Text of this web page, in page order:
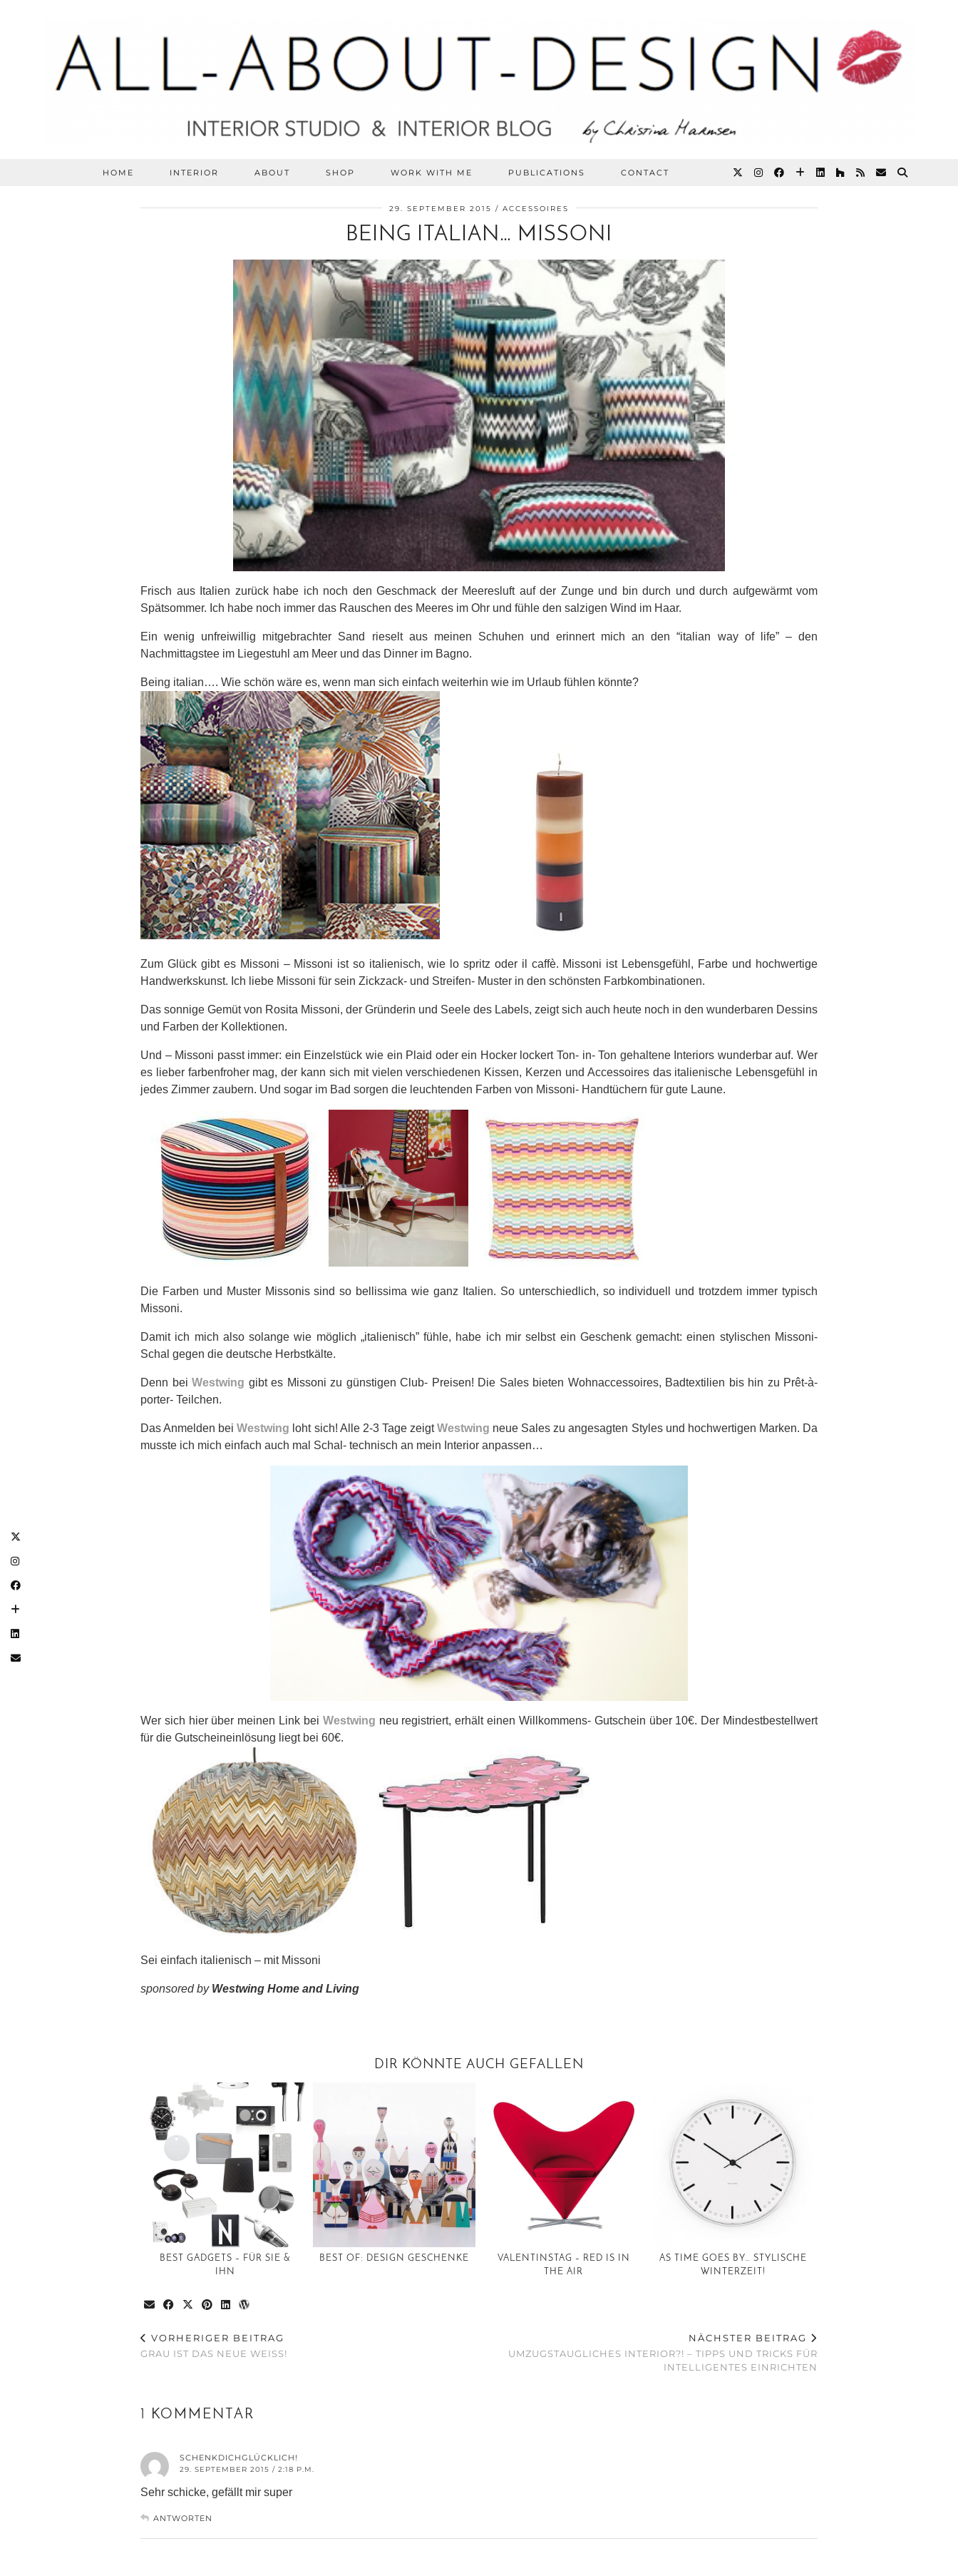
HOME INTERIOR ABOUT SHOP WORK WITH ME PUBLICATIONS CONTACT
29. SEPTEMBER 2015 ACCESSOIRES
BEING ITALIAN… MISSONI
Frisch aus Italien zurück habe ich noch den Geschmack der Meeresluft auf der Zunge und bin durch und durch aufgewärmt vom
Spätsommer. Ich habe noch immer das Rauschen des Meeres im Ohr und fühle den salzigen Wind im Haar.
Ein wenig unfreiwillig mitgebrachter Sand rieselt aus meinen Schuhen und erinnert mich an den “italian way of life” – den
Nachmittagstee im Liegestuhl am Meer und das Dinner im Bagno.
Being italian…. Wie schön wäre es, wenn man sich einfach weiterhin wie im Urlaub fühlen könnte?
Zum Glück gibt es Missoni – Missoni ist so italienisch, wie lo spritz oder il caffè. Missoni ist Lebensgefühl, Farbe und hochwertige
Handwerkskunst. Ich liebe Missoni für sein Zickzack- und Streifen- Muster in den schönsten Farbkombinationen.
Das sonnige Gemüt von Rosita Missoni, der Gründerin und Seele des Labels, zeigt sich auch heute noch in den wunderbaren Dessins
und Farben der Kollektionen.
Und – Missoni passt immer: ein Einzelstück wie ein Plaid oder ein Hocker lockert Ton- in- Ton gehaltene Interiors wunderbar auf. Wer
es lieber farbenfroher mag, der kann sich mit vielen verschiedenen Kissen, Kerzen und Accessoires das italienische Lebensgefühl in
jedes Zimmer zaubern. Und sogar im Bad sorgen die leuchtenden Farben von Missoni- Handtüchern für gute Laune.
Die Farben und Muster Missonis sind so bellissima wie ganz Italien. So unterschiedlich, so individuell und trotzdem immer typisch
Missoni.
Damit ich mich also solange wie möglich „italienisch” fühle, habe ich mir selbst ein Geschenk gemacht: einen stylischen Missoni-
Schal gegen die deutsche Herbstkälte.
Denn bei Westwing gibt es Missoni zu günstigen Club- Preisen! Die Sales bieten Wohnaccessoires, Badtextilien bis hin zu Prêt-à-
porter- Teilchen.
Das Anmelden beiWestwing loht sich! Alle 2-3 Tage zeigtWestwing neue Sales zu angesagten Styles und hochwertigen Marken. Da
musste ich mich einfach auch mal Schal- technisch an mein Interior anpassen…
Wer sich hier über meinen Link bei Westwing neu registriert, erhält einen Willkommens- Gutschein über 10€. Der Mindestbestellwert
für die Gutscheineinlösung liegt bei 60€.
Sei einfach italienisch – mit Missoni
sponsored byWestwing Home and Living
DIR KÖNNTE AUCH GEFALLEN
BEST GADGETS – FÜR SIE &
IHN
BEST OF: DESIGN GESCHENKE
VALENTINSTAG – RED IS IN
THE AIR
AS TIME GOES BY… STYLISCHE
WINTERZEIT!
VORHERIGER BEITRAG
GRAU IST DAS NEUE WEISS!
NÄCHSTER BEITRAG
UMZUGSTAUGLICHES INTERIOR?! – TIPPS UND TRICKS FÜR
INTELLIGENTES EINRICHTEN
1 KOMMENTAR
SCHENKDICHGLÜCKLICH!
29. SEPTEMBER 2015 / 2:18 P.M.
Sehr schicke, gefällt mir super
ANTWORTEN